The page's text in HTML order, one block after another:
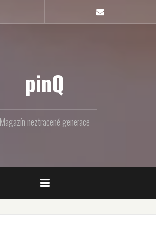
pinQ
Magazín neztracené generace